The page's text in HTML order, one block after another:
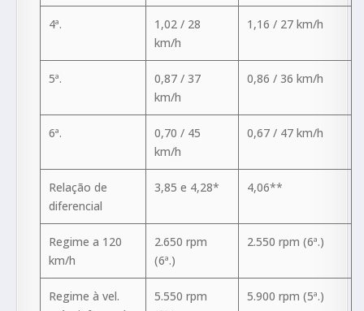
4ª.
1,02 / 28
km/h
1,16 / 27 km/h
5ª.
0,87 / 37
km/h
0,86 / 36 km/h
6ª.
0,70 / 45
km/h
0,67 / 47 km/h
Relação de
diferencial
3,85 e 4,28* 4,06**
Regime a 120
km/h
2.650 rpm
(6ª.)
2.550 rpm (6ª.)
Regime à vel.
5.550 rpm
5.900 rpm (5ª.)